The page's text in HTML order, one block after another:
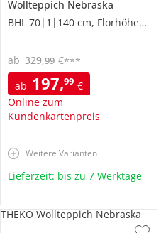
Wollteppich Nebraska
BHL 70|1|140 cm, Florhöhe 0,8 cm
ab 197,99 €
Online zum
Kundenkartenpreis
ab 329,99 €***
Weitere Varianten
Lieferzeit: bis zu 7 Werktage
THEKO Wollteppich Nebraska